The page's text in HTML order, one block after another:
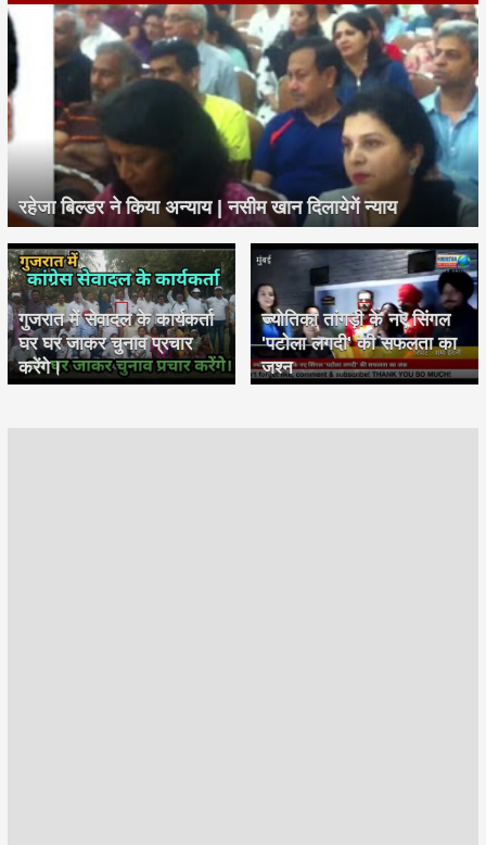
रहेजा बिल्डर ने किया अन्याय | नसीम खान दिलायेगें न्याय
गुजरात में सेवादल के कार्यकर्ता
घर घर जाकर चुनाव प्रचार
करेंगे।
ज्योतिका तांगड़ी के नए सिंगल
'पटोला लगदी' की सफलता का
जश्न